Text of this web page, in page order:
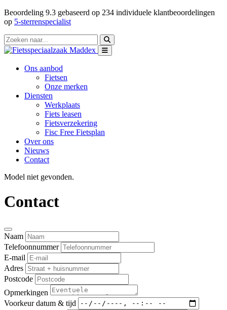
Beoordeling 9.3 gebaseerd op 234 individuele klantbeoordelingen
op 5-sterrenspecialist
Ons aanbod
Fietsen
Onze merken
Diensten
Werkplaats
Fiets leasen
Fietsverzekering
Fisc Free Fietsplan
Over ons
Nieuws
Contact
Model niet gevonden.
Contact
Naam
Telefoonnummer
E-mail
Adres
Postcode
Opmerkingen
Voorkeur datum & tijd